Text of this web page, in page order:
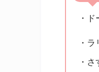
・
・
・